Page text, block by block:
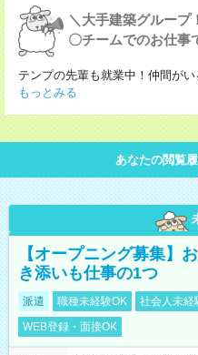
＼大手建築グループ
〇チームでのお仕事
テンプの先輩も就業中！仲間が
もっとみる
あなたの閲覧
【オープニング募集】
き添いも仕事の1つ
派遣 職種未経験OK 社会人未経
WEB登録・面接OK